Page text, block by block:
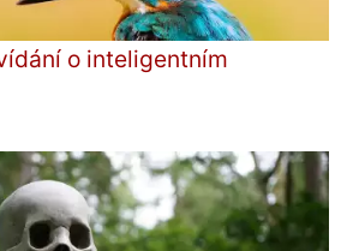
o inteligentním